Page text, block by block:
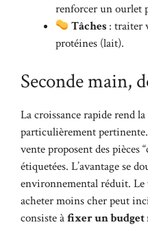
renforcer un ourlet
Tâches : traiter
protéines (lait).
Seconde main,
La croissance rapide rend
particulièrement
vente proposent des pièces
étiquetées. L’avantage se
environnemental réduit. Le
acheter moins cher peut
consiste àfixer un budget